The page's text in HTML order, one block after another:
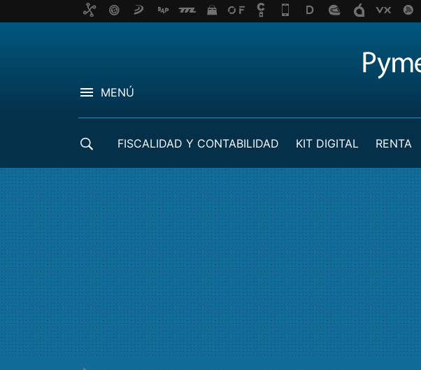
MENÚ
FISCALIDAD Y CONTABILIDAD KIT DIGITAL RENTA